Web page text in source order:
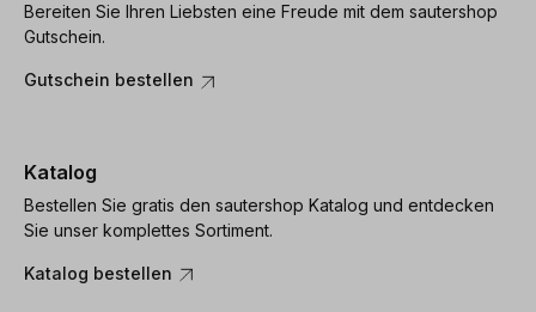
Bereiten Sie Ihren Liebsten eine Freude mit dem sautershop
Gutschein.
Gutschein bestellen
Katalog
Bestellen Sie gratis den sautershop Katalog und entdecken
Sie unser komplettes Sortiment.
Katalog bestellen